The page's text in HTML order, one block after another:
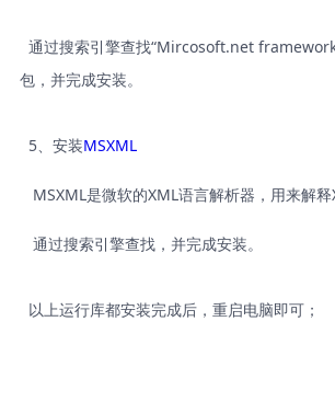
通过搜索引擎查找“Mircosoft.net
包，并完成安装。
5、安装MSXML
MSXML是微软的XML语言解析器，用来解释
通过搜索引擎查找，并完成安装。
以上运行库都安装完成后，重启电脑即可；